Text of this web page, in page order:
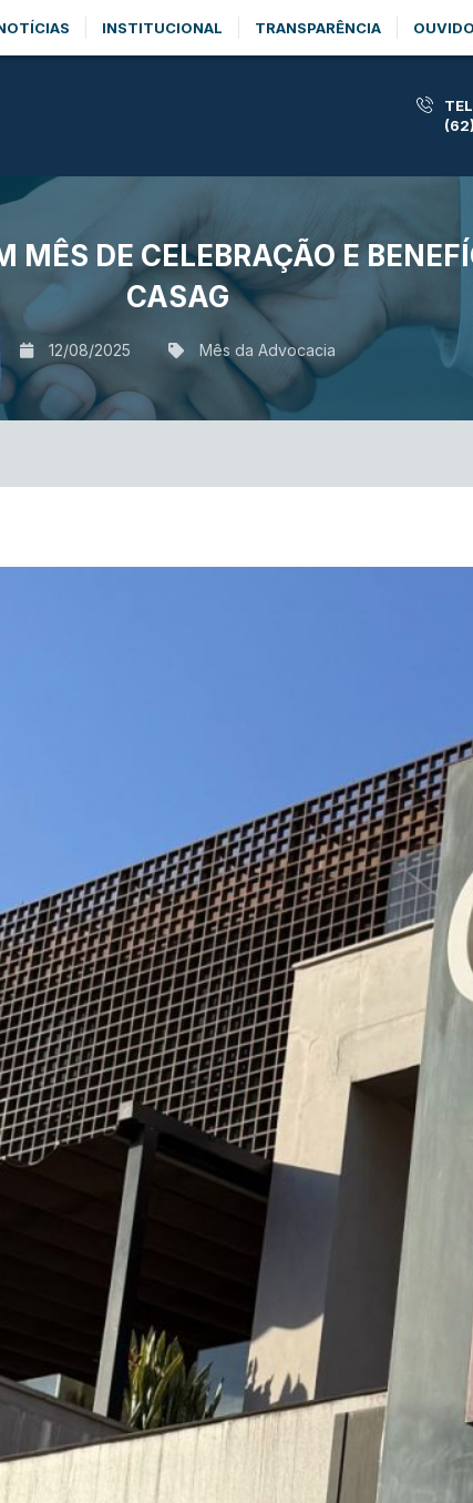
INSTITUCIONAL TRANSPARÊNCIA
MÊS DE CELEBRAÇÃO E
CASAG
12/08/2025 Mês da Advocacia